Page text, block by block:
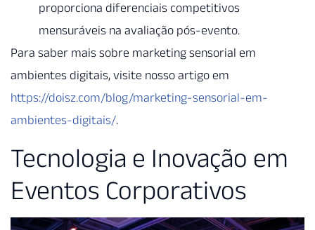
proporciona diferenciais competitivos
mensuráveis na avaliação pós-evento.
Para saber mais sobre marketing sensorial em
ambientes digitais, visite nosso artigo em
https://doisz.com/blog/marketing-sensorial-em-
ambientes-digitais/.
Tecnologia e Inovação em
Eventos Corporativos